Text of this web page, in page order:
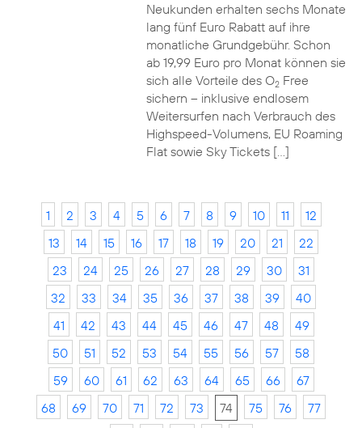
Neukunden erhalten sechs Monate
lang fünf Euro Rabatt auf ihre
monatliche Grundgebühr. Schon
ab 19,99 Euro pro Monat können sie
sich alle Vorteile des O2Free
sichern – inklusive endlosem
Weitersurfen nach Verbrauch des
Highspeed-Volumens, EU Roaming
Flat sowie Sky Tickets […]
1 2 3 4 5 6 7 8 9 10 11
12
13
14 15 16 17 18 19 20 21
22
23
24 25 26 27 28 29 30
31
32
33 34 35 36 37 38 39
40
41
42 43 44 45 46 47 48
49
50
51 52 53 54 55 56 57
58
59
60 61 62 63 64 65 66
67
68
69 70 71 72 73 74 75 76
77